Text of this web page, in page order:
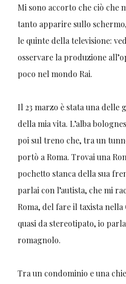
Mi sono accorto che ciò che
tanto apparire sullo
le quinte della televisione:
osservare la produzione
poco nel mondo Rai.
Il 23 marzo è stata una delle
della mia vita. L’alba
poi sul treno che, tra un
portò a Roma. Trovai una
pochetto stanca della sua
parlai con l’autista, che mi
Roma, del fare il taxista
quasi da stereotipato, io
romagnolo.
Tra un condominio e una